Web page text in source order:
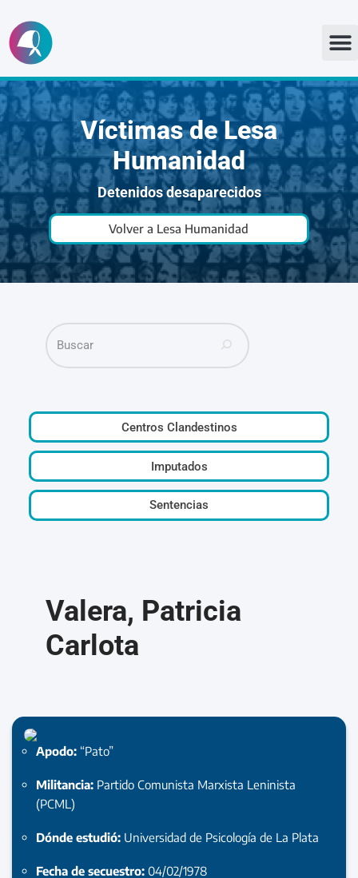
Ir
al
contenido
Víctimas de Lesa
Humanidad
Detenidos desaparecidos
Volver a Lesa Humanidad
Centros Clandestinos
Imputados
Sentencias
Valera, Patricia
Carlota
Apodo: “Pato”
Militancia: Partido Comunista Marxista Leninista
(PCML)
Dónde estudió: Universidad de Psicología de La Plata
Fecha de secuestro: 04/02/1978